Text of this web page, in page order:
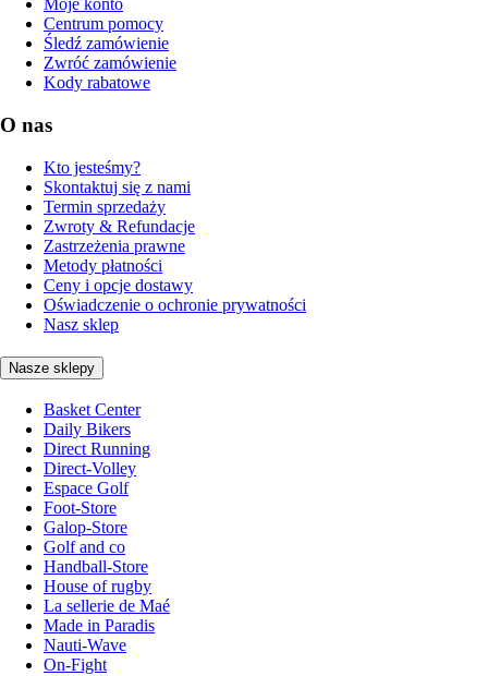
Moje konto
Centrum pomocy
Śledź zamówienie
Zwróć zamówienie
Kody rabatowe
O nas
Kto jesteśmy?
Skontaktuj się z nami
Termin sprzedaży
Zwroty & Refundacje
Zastrzeżenia prawne
Metody płatności
Ceny i opcje dostawy
Oświadczenie o ochronie prywatności
Nasz sklep
Nasze sklepy
Basket Center
Daily Bikers
Direct Running
Direct-Volley
Espace Golf
Foot-Store
Galop-Store
Golf and co
Handball-Store
House of rugby
La sellerie de Maé
Made in Paradis
Nauti-Wave
On-Fight